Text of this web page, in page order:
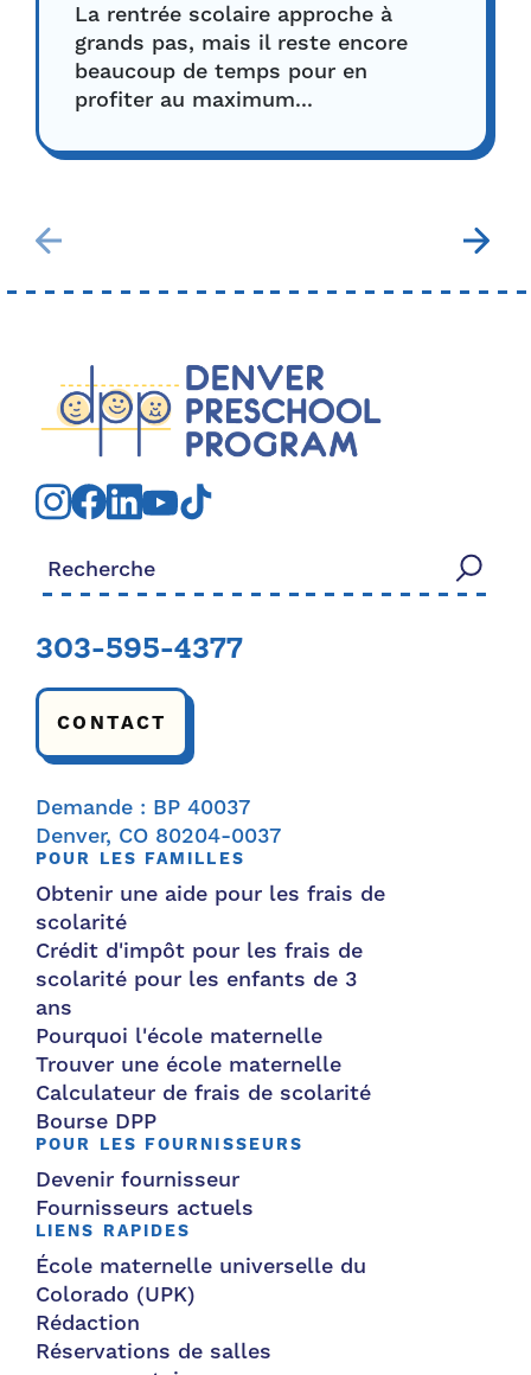
La rentrée scolaire approche à
grands pas, mais il reste encore
beaucoup de temps pour en
profiter au maximum...
Rechercher:
303-595-4377
CONTACT
Demande : BP 40037
Denver, CO 80204-0037
POUR LES FAMILLES
Obtenir une aide pour les frais de
scolarité
Crédit d'impôt pour les frais de
scolarité pour les enfants de 3
ans
Pourquoi l'école maternelle
Trouver une école maternelle
Calculateur de frais de scolarité
Bourse DPP
POUR LES FOURNISSEURS
Devenir fournisseur
Fournisseurs actuels
LIENS RAPIDES
École maternelle universelle du
Colorado (UPK)
Rédaction
Réservations de salles